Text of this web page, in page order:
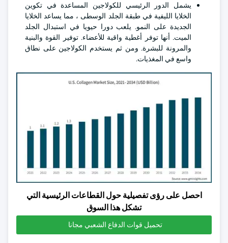
يشمل الدور الرئيسي للكولاجين المساعدة في تكوين
الخلايا الليفية في طبقة الجلد الوسطى ، مما يساعد الخلايا
الجديدة على النمو. يلعب دورا حيويا في استبدال الجلد
الميت. أنها توفر أغطية واقية للأعضاء. توفير القوة والبنية
والمرونة للبشرة. ومن ثم يستخدم الكولاجين على نطاق
واسع في المغذيات.
احصل على رؤى تفصيلية حول القطاعات الرئيسية التي
تشكل هذا السوق
تحميل قوات الدفاع الشعبي مجانا